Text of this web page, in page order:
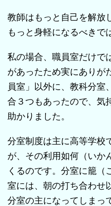
教師はもっと自己を解放
もっと身軽になるべきで
私の場合、職員室だけで
があったため実にありが
員室」以外に、教科分室
合３つもあったので、気
助かりました。
分室制度は主に高等学校
が、その利用如何（いか
くるのです。分室に籠（
室には、朝の打ち合わせ
分室の主になってしまっ